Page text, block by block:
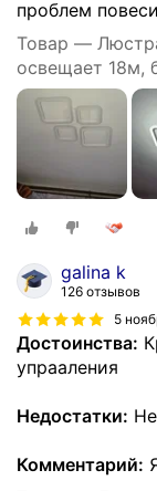
проблем
Товар —
освещает 18м,
galina k
126 отзывов
5
Достоинства:
упрааления
Недостатки:
Комментарий: